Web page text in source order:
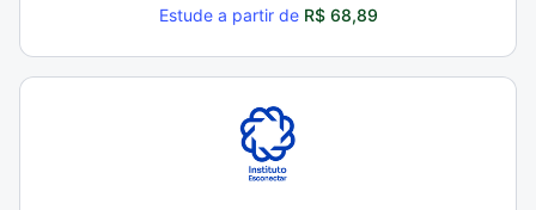
Estude a partir de R$ 68,89